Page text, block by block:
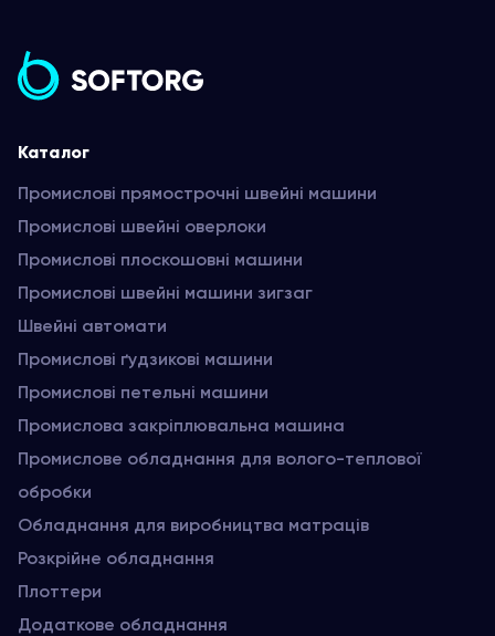
Каталог
Промислові прямострочні швейні машини
Промислові швейні оверлоки
Промислові плоскошовні машини
Промислові швейні машини зигзаг
Швейні автомати
Промислові ґудзикові машини
Промислові петельні машини
Промислова закріплювальна машина
Промислове обладнання для волого-теплової
обробки
Обладнання для виробництва матраців
Розкрійне обладнання
Плоттери
Додаткове обладнання